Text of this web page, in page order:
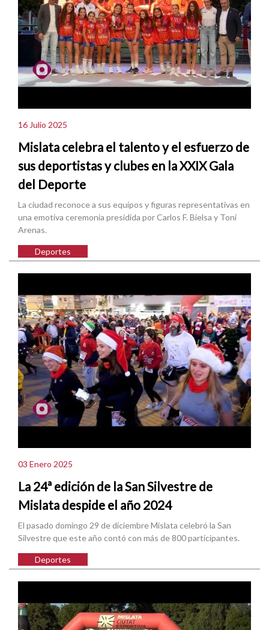
16 Julio 2025
Mislata celebra el talento y el esfuerzo de
sus deportistas y clubes en la XXIX Gala
del Deporte
La ciudad reconoce a sus equipos y figuras representativas en
una emotiva ceremonia presidida por Carlos F. Bielsa y Toni
Arenas.
Deportes
03 Enero 2025
La 24ª edición de la San Silvestre de
Mislata despide el año 2024
El pasado domingo 29 de diciembre Mislata celebró la San
Silvestre que este año contó con más de 800 participantes.
Deportes